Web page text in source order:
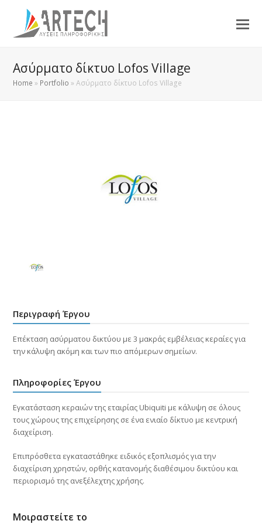
Ασύρματο δίκτυο Lofos Village
Home » Portfolio »Ασύρματο δίκτυο Lofos Village
Περιγραφή Έργου
Επέκταση ασύρματου δικτύου με 3 μακράς εμβέλειας κεραίες για
την κάλυψη ακόμη και των πιο απόμερων σημείων.
Πληροφορίες Έργου
Εγκατάσταση κεραιών της εταιρίας Ubiquiti με κάλυψη σε όλους
τους χώρους της επιχείρησης σε ένα ενιαίο δίκτυο με κεντρική
διαχείριση.
Επιπρόσθετα εγκαταστάθηκε ειδικός εξοπλισμός για την
διαχείριση χρηστών, ορθής κατανομής διαθέσιμου δικτύου και
περιορισμό της ανεξέλεχτης χρήσης.
Μοιραστείτε το